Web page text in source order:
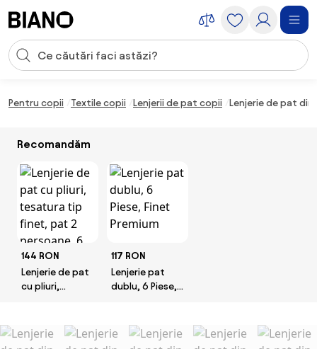
Introducerea căutării
Pentru copii Textile copii Lenjerii de pat copii Lenjerie de pat din
Recomandăm
144 RON
Lenjerie de pat
cu pliuri,
persoane, 6
piese -Alb
117 RON
Lenjerie pat
dublu, 6 Piese,